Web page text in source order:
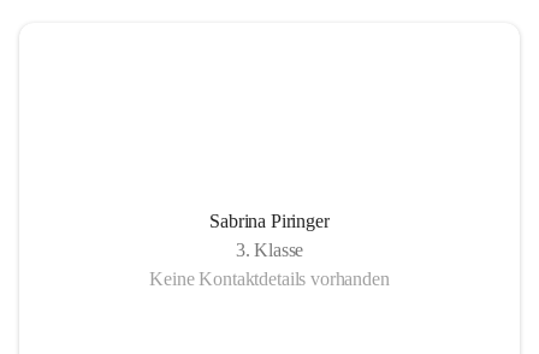
Sabrina Piringer
3. Klasse
Keine Kontaktdetails vorhanden